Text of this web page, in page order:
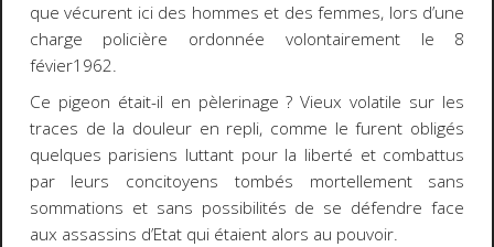
que vécurent ici des hommes et des femmes, lors d’une
charge policière ordonnée volontairement le 8
févier1962.
Ce pigeon était-il en pèlerinage ? Vieux volatile sur les
traces de la douleur en repli, comme le furent obligés
quelques parisiens luttant pour la liberté et combattus
par leurs concitoyens tombés mortellement sans
sommations et sans possibilités de se défendre face
aux assassins d’Etat qui étaient alors au pouvoir.